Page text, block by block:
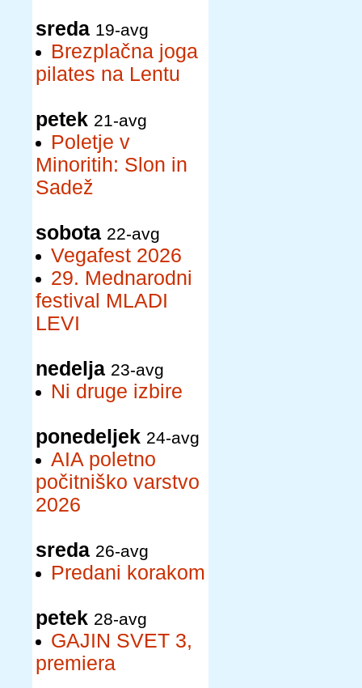
sreda 19-avg
Brezplačna joga
pilates na Lentu
petek 21-avg
Poletje v
Minoritih: Slon in
Sadež
sobota 22-avg
Vegafest 2026
29. Mednarodni
festival MLADI
LEVI
nedelja 23-avg
Ni druge izbire
ponedeljek 24-avg
AIA poletno
počitniško varstvo
2026
sreda 26-avg
Predani korakom
petek 28-avg
GAJIN SVET 3,
premiera